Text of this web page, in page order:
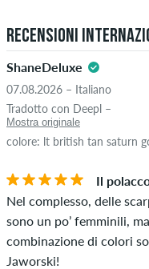
che violano la legge
contenenti spam e
pubblicate. La
Se la recensione è di
verde accanto al nome
queste persone,
ordini. Per le recensioni
possiamo garantire che
effettivamente
5.0
STELLE
Recensioni
ShaneDeluxe
07.08.2026 – Italiano
Tradotto con Deepl –
Mostra originale
colore: lt british tan saturn
Il
Nel complesso, delle
sono un po’ femminili,
combinazione di colori
Jaworski!